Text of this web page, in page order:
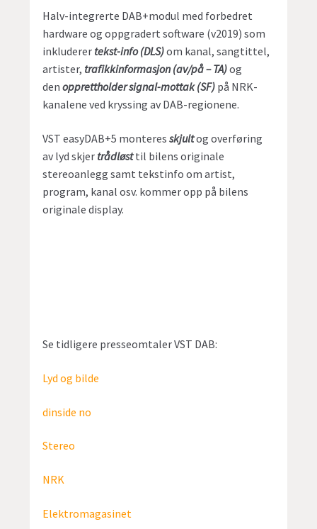
Halv-integrerte DAB+modul med forbedret
hardware og oppgradert software (v2019) som
inkluderer tekst-info (DLS)om kanal, sangtittel,
artister, trafikkinformasjon (av/på – TA)og
denopprettholder signal-mottak (SF) på NRK-
kanalene ved kryssing av DAB-regionene.
VST easyDAB+5 monteresskjultog overføring
av lyd skjer trådløsttil bilens originale
stereoanlegg samt tekstinfo om artist,
program, kanal osv. kommer opp på bilens
originale display.
Se tidligere presseomtaler VST DAB:
Lyd og bilde
dinside no
Stereo
NRK
Elektromagasinet